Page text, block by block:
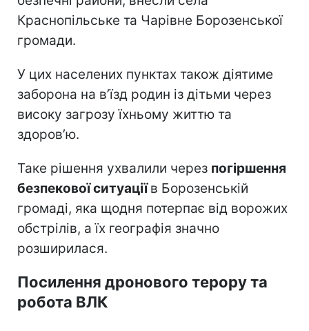
Краснопільське та Чарівне Борозенської
громади.
У цих населених пунктах також діятиме
заборона на в’їзд родин із дітьми через
високу загрозу їхньому життю та
здоров’ю.
Таке рішення ухвалили через погіршення
безпекової ситуаціїв Борозенській
громаді, яка щодня потерпає від ворожих
обстрілів, а їх географія значно
розширилася.
Посилення дронового терору та
робота ВЛК